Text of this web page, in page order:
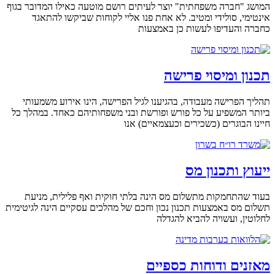
המושג "חברה משפחתית" יוצר לעיתים רושם מוטעה כאילו המדובר בגוף
אינטימי, סולידי ומטיב. לא אחת פנו אליי לקוחות שביקשו להתאגד
כחברה והעדיפו לעשות כן באמצעות
תכנון ומיסוי פרישה
תהליך הפרישה מעבודה, בהגיענו לגיל הפרישה, הינו אירוע משמעותי
ביותר המשפיע על כל פורש ופורשת ובני משפחותיהם כאחד. במהלך כל
חיינו הבוגרים (כשכירים וכעצמאיים) אנו
ייעוץ ותכנון מס
בעוד שהתחמקות מתשלום מס הינה בלתי חוקית ואף פלילית, מניעת
תשלום מס באמצעות תכנון נכון וחכם של מהלכים עסקיים הינה לגיטימית
לחלוטין, ועשויה להביא להגדלה
מאזנים ודוחות כספיים